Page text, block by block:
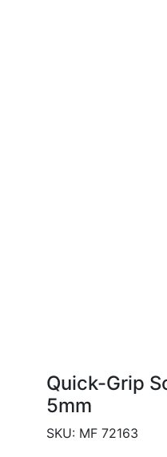
Quick-Grip
5mm
SKU: MF 72163